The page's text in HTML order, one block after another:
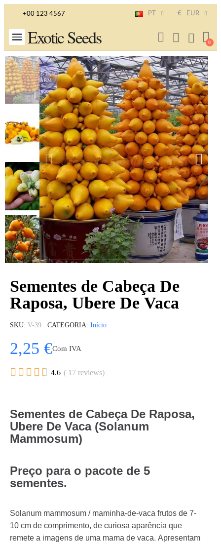
+00 123 4567 PT € EUR
Exotic Seeds
Sementes de Cabeça De
Raposa, Ubere De Vaca
SKU V-39 CATEGORIA Início
2,25 €Com IVA
     4.6 ( 17 reviews)
Sementes de Cabeça De Raposa,
Ubere De Vaca (Solanum
Mammosum)
Preço para o pacote de 5
sementes.
Solanum mammosum / maminha-de-vaca frutos de 7-
10 cm de comprimento, de curiosa aparência que
remete a imagens de uma mama de vaca. Apresentam